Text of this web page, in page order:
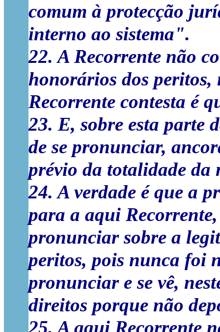
comum à protecção
interno ao sistema".
22. A Recorrente não
honorários dos peritos,
Recorrente contesta é
23. E, sobre esta parte
de se pronunciar,
prévio da totalidade da
24. A verdade é que a
para a aqui
pronunciar sobre a
peritos, pois nunca foi
pronunciar e se vê,
direitos porque não
25. A aqui Recorrente